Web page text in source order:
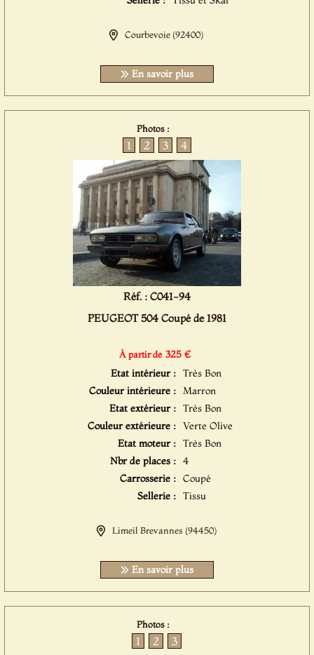
Courbevoie (92400)
En savoir plus
Photos :
1 2 3 4
Réf. : C041-94
PEUGEOT 504 Coupé de 1981
À partir de 325 €
Etat intérieur : Très Bon
Couleur intérieure : Marron
Etat extérieur : Très Bon
Couleur extérieure : Verte Olive
Etat moteur : Très Bon
Nbr de places : 4
Carrosserie : Coupé
Sellerie : Tissu
Limeil Brevannes (94450)
En savoir plus
Photos :
1 2 3